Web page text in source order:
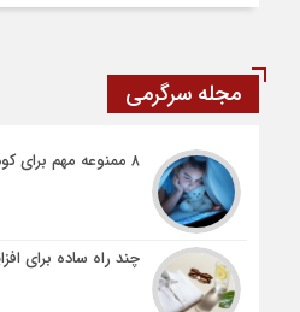
مجله سرگرمی
۸ ممنوعه مهم برای کودکان قبل از خواب
چند راه ساده برای